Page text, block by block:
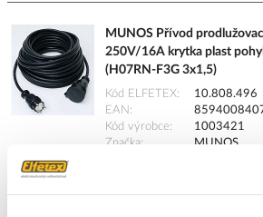
MUNOS Přívod
250V/16A krytka plast
(H07RN-F3G 3x1,5)
Kód ELFETEX
10.808.496
EAN
Kód výrobce
1003421
Značka
MUNOS
Cena s DPH